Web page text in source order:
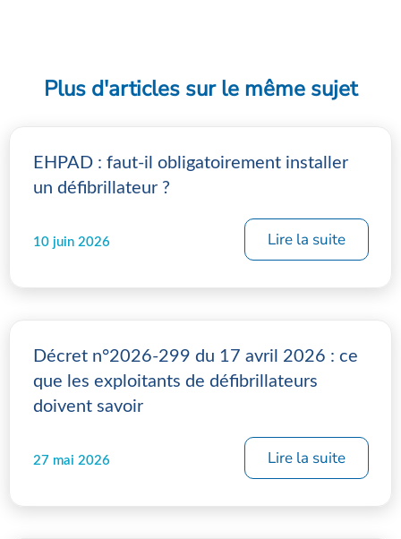
Plus d'articles sur le même sujet
EHPAD : faut-il obligatoirement installer
un défibrillateur ?
10 juin 2026 Lire la suite
Décret n°2026-299 du 17 avril 2026 : ce
que les exploitants de défibrillateurs
doivent savoir
27 mai 2026 Lire la suite